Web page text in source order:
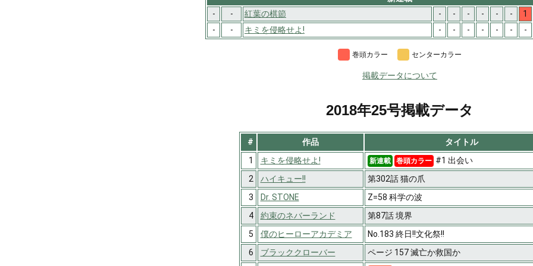
-
- 紅葉の棋節 - - - - - - 1
-
- キミを侵略せよ! - - - - - - -
巻頭カラー センターカラー
掲載データについて
2018年25号掲載データ
# 作品
タイトル
1
キミを侵略せよ! 新連載 巻頭カラー #1 出会い
2
ハイキュー!!
第302話 猫の爪
3
Dr. STONE
Z=58 科学の波
4
約束のネバーランド
第87話 境界
5
僕のヒーローアカデミア
No.183 終日!!文化祭!!
6
ブラッククローバー
ページ 157 滅亡か救国か